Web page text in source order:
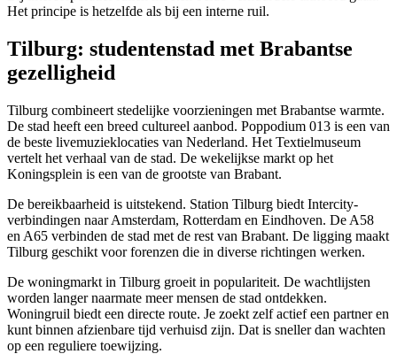
Het principe is hetzelfde als bij een interne ruil.
Tilburg: studentenstad met Brabantse
gezelligheid
Tilburg combineert stedelijke voorzieningen met Brabantse warmte.
De stad heeft een breed cultureel aanbod. Poppodium 013 is een van
de beste livemuzieklocaties van Nederland. Het Textielmuseum
vertelt het verhaal van de stad. De wekelijkse markt op het
Koningsplein is een van de grootste van Brabant.
De bereikbaarheid is uitstekend. Station Tilburg biedt Intercity-
verbindingen naarAmsterdam, Rotterdam en Eindhoven. De A58
en A65 verbinden de stad met de rest van Brabant. De ligging maakt
Tilburg geschikt voor forenzen die in diverse richtingen werken.
De woningmarkt in Tilburg groeit in populariteit. De wachtlijsten
worden langer naarmate meer mensen de stad ontdekken.
Woningruil biedt een directe route. Je zoekt zelf actief een partner en
kunt binnen afzienbare tijd verhuisd zijn. Dat is sneller dan wachten
op een reguliere toewijzing.